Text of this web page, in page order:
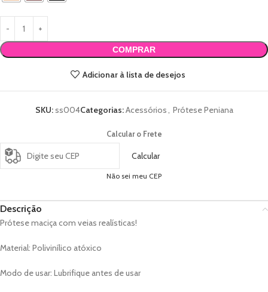
COMPRAR
Adicionar à lista de desejos
SKU:ss004Categorias:Acessórios, Prótese Peniana
Calcular o Frete
Calcular
Não sei meu CEP
Descrição
Prótese maciça com veias realísticas!
Material: Polivinílico atóxico
Modo de usar: Lubrifique antes de usar